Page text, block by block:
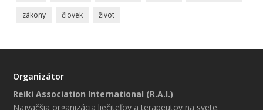
zákony človek život
Organizátor
Reiki Association International (R.A.I.)
Najväčšia organizácia liečiteľov a terapeutov na svete.